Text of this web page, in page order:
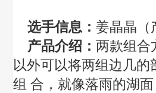
选手信息：姜晶晶（
产品介绍： 两款组合
以外可以将两组边几
组 合，就像落雨的湖